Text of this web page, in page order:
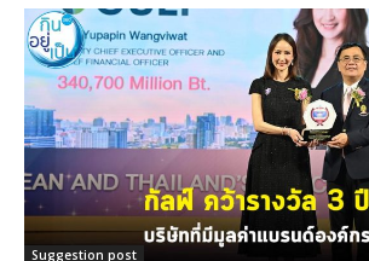
Suggestion post